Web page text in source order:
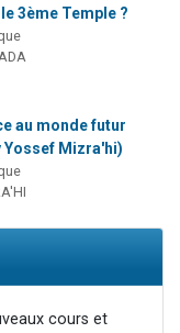
3ème Temple ?
au monde futur
Yossef Mizra'hi)
cours et